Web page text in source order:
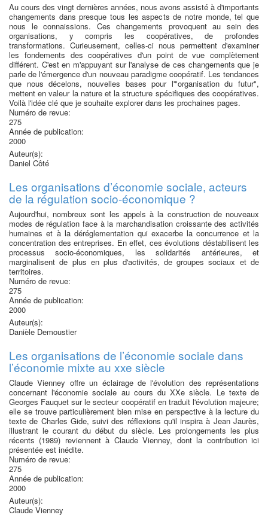
Au cours des vingt dernières années, nous avons assisté à d'importants
changements dans presque tous les aspects de notre monde, tel que
nous le connaissions. Ces changements provoquent au sein des
organisations, y compris les coopératives, de profondes
transformations. Curieusement, celles-ci nous permettent d'examiner
les fondements des coopératives d'un point de vue complètement
différent. C'est en m'appuyant sur l'analyse de ces changements que je
parle de l'émergence d'un nouveau paradigme coopératif. Les tendances
que nous décelons, nouvelles bases pour l'"organisation du futur",
mettent en valeur la nature et la structure spécifiques des coopératives.
Voilà l'idée clé que je souhaite explorer dans les prochaines pages.
Numéro de revue:
275
Année de publication:
2000
Auteur(s):
Daniel Côté
Les organisations d’économie sociale, acteurs
de la régulation socio-économique ?
Aujourd'hui, nombreux sont les appels à la construction de nouveaux
modes de régulation face à la marchandisation croissante des activités
humaines et à la déréglementation qui exacerbe la concurrence et la
concentration des entreprises. En effet, ces évolutions déstabilisent les
processus socio-économiques, les solidarités antérieures, et
marginalisent de plus en plus d'activités, de groupes sociaux et de
territoires.
Numéro de revue:
275
Année de publication:
2000
Auteur(s):
Danièle Demoustier
Les organisations de l’économie sociale dans
l’économie mixte au xxe siècle
Claude Vienney offre un éclairage de l'évolution des représentations
concernant l'économie sociale au cours du XXe siècle. Le texte de
Georges Fauquet sur le secteur coopératif en traduit l'évolution majeure;
elle se trouve particulièrement bien mise en perspective à la lecture du
texte de Charles Gide, suivi des réflexions qu'il inspira à Jean Jaurès,
illustrant le courant du début du siècle. Les prolongements les plus
récents (1989) reviennent à Claude Vienney, dont la contribution ici
présentée est inédite.
Numéro de revue:
275
Année de publication:
2000
Auteur(s):
Claude Vienney